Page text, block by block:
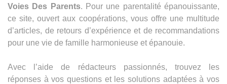
Voies Des Parents. Pour une parentalité épanouissante,
ce site, ouvert aux coopérations, vous offre une multitude
d’articles, de retours d’expérience et de recommandations
pour une vie de famille harmonieuse et épanouie.
Avec l’aide de rédacteurs passionnés, trouvez les
réponses à vos questions et les solutions adaptées à vos